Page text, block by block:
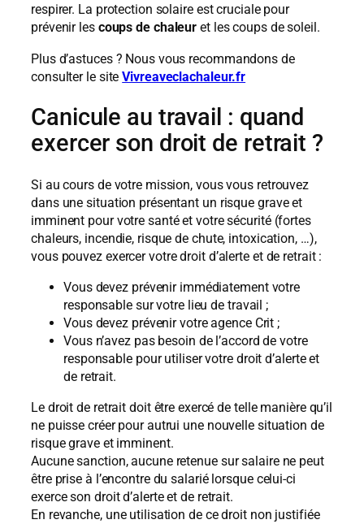
respirer. La protection solaire est cruciale pour
prévenir les coups de chaleur et les coups de soleil.
Plus d’astuces ? Nous vous recommandons de
consulter le siteVivreaveclachaleur.fr
Canicule au travail : quand
exercer son droit de retrait ?
Si au cours de votre mission, vous vous retrouvez
dans une situation présentant un risque grave et
imminent pour votre santé et votre sécurité (fortes
chaleurs, incendie, risque de chute, intoxication, …),
vous pouvez exercer votre droit d’alerte et de retrait :
Vous devez prévenir immédiatement votre
responsable sur votre lieu de travail ;
Vous devez prévenir votre agence Crit ;
Vous n’avez pas besoin de l’accord de votre
responsable pour utiliser votre droit d’alerte et
de retrait.
Le droit de retrait doit être exercé de telle manière qu’il
ne puisse créer pour autrui une nouvelle situation de
risque grave et imminent.
Aucune sanction, aucune retenue sur salaire ne peut
être prise à l’encontre du salarié lorsque celui-ci
exerce son droit d’alerte et de retrait.
En revanche, une utilisation de ce droit non justifiée